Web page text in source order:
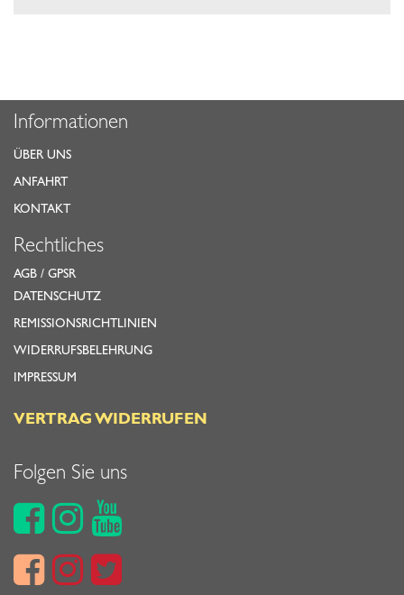
Informationen
ÜBER UNS
ANFAHRT
KONTAKT
Rechtliches
AGB / GPSR
DATENSCHUTZ
REMISSIONSRICHTLINIEN
WIDERRUFSBELEHRUNG
IMPRESSUM
VERTRAG WIDERRUFEN
Folgen Sie uns
  
  